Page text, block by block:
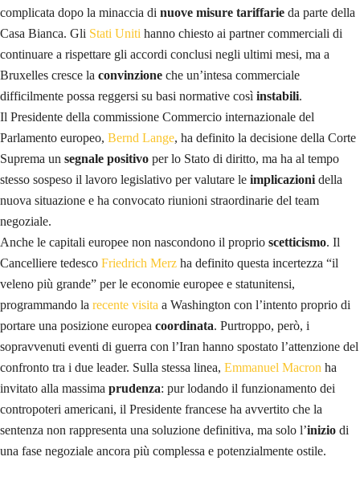
complicata dopo la minaccia di nuove misure tariffarie da parte della
Casa Bianca. Gli Stati Uniti hanno chiesto ai partner commerciali di
continuare a rispettare gli accordi conclusi negli ultimi mesi, ma a
Bruxelles cresce la convinzione che un’intesa commerciale
difficilmente possa reggersi su basi normative così instabili.
Il Presidente della commissione Commercio internazionale del
Parlamento europeo, Bernd Lange, ha definito la decisione della Corte
Suprema un segnale positivo per lo Stato di diritto, ma ha al tempo
stesso sospeso il lavoro legislativo per valutare le implicazioni della
nuova situazione e ha convocato riunioni straordinarie del team
negoziale.
Anche le capitali europee non nascondono il proprio scetticismo. Il
Cancelliere tedesco Friedrich Merz ha definito questa incertezza “il
veleno più grande” per le economie europee e statunitensi,
programmando la recente visita a Washington con l’intento proprio di
portare una posizione europea coordinata. Purtroppo, però, i
sopravvenuti eventi di guerra con l’Iran hanno spostato l’attenzione del
confronto tra i due leader. Sulla stessa linea, Emmanuel Macron ha
invitato alla massima prudenza: pur lodando il funzionamento dei
contropoteri americani, il Presidente francese ha avvertito che la
sentenza non rappresenta una soluzione definitiva, ma solo l’inizio di
una fase negoziale ancora più complessa e potenzialmente ostile.